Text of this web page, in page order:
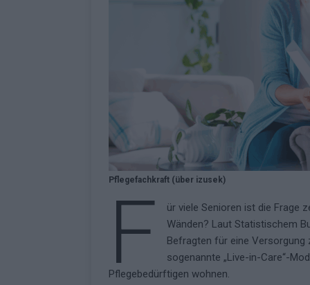
überrascht negativ EXTRA
Pflegefachkraft (über izusek)
F
ür viele Senioren ist die Frage
Wänden? Laut Statistischem
Befragten für eine Versorgung
sogenannte „Live-in-Care“-
Pflegebedürftigen wohnen.